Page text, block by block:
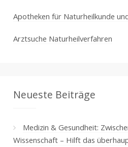
Apotheken für Naturheilkunde
Arztsuche Naturheilverfahren
Neueste Beiträge
Medizin & Gesundheit:
Wissenschaft – Hilft das